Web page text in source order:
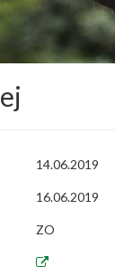
14.06.2019
16.06.2019
ZO